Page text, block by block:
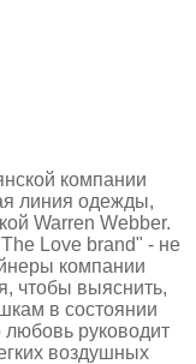
компании
линия одежды,
Warren Webber.
Love brand" - не
компании
чтобы выяснить,
в состоянии
руководит
воздушных